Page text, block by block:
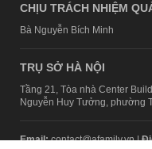
CHỊU TRÁCH NHIỆM
Bà Nguyễn Bích Minh
TRỤ SỞ HÀ NỘI
Tầng 21, Tòa nhà Center
Nguyễn Huy Tưởng, phường
Email:contact@afamily.vn |